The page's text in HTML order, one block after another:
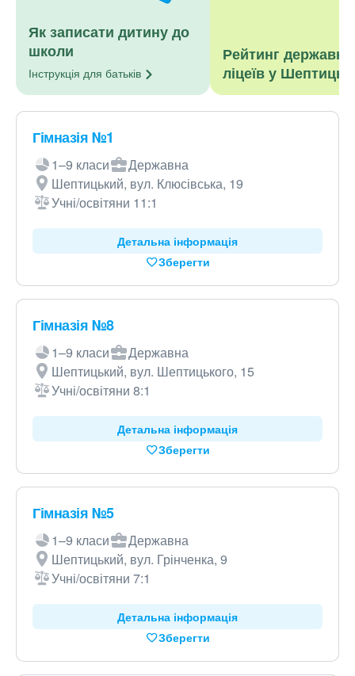
Як записати дитину до
школи
Інструкція для батьків
Рейтинг
ліцеїв у
Гімназія №1
1–9 класи
Державна
Шептицький, вул. Клюсівська, 19
Учні/освітяни 11:1
Детальна інформація
Зберегти
Гімназія №8
1–9 класи
Державна
Шептицький, вул. Шептицького, 15
Учні/освітяни 8:1
Детальна інформація
Зберегти
Гімназія №5
1–9 класи
Державна
Шептицький, вул. Грінченка, 9
Учні/освітяни 7:1
Детальна інформація
Зберегти